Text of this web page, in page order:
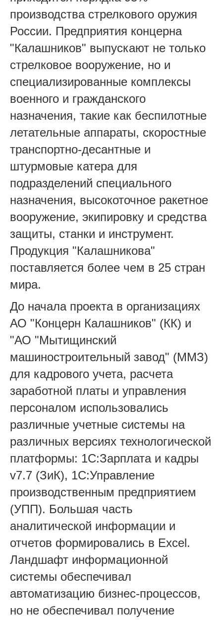
производства стрелкового оружия
России. Предприятия концерна
"Калашников" выпускают не только
стрелковое вооружение, но и
специализированные комплексы
военного и гражданского
назначения, такие как беспилотные
летательные аппараты, скоростные
транспортно-десантные и
штурмовые катера для
подразделений специального
назначения, высокоточное ракетное
вооружение, экипировку и средства
защиты, станки и инструмент.
Продукция "Калашникова"
поставляется более чем в 25 стран
мира.
До начала проекта в организациях
АО "Концерн Калашников" (КК) и
"АО "Мытищинский
машиностроительный завод" (ММЗ)
для кадрового учета, расчета
заработной платы и управления
персоналом использовались
различные учетные системы на
различных версиях технологической
платформы: 1С:Зарплата и кадры
v7.7 (ЗиК), 1С:Управление
производственным предприятием
(УПП). Большая часть
аналитической информации и
отчетов формировались в Excel.
Ландшафт информационной
системы обеспечивал
автоматизацию бизнес-процессов,
но не обеспечивал получение